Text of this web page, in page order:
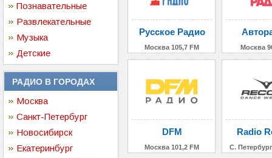
Познавательные
Развлекательные
Музыка
Детские
РАДИО В ГОРОДАХ
Москва
Санкт-Петербург
Новосибирск
Екатеринбург
Русское Радио
Москва 105,7 FM Москва
DFM
Москва 101,2 FM
Radio
С.